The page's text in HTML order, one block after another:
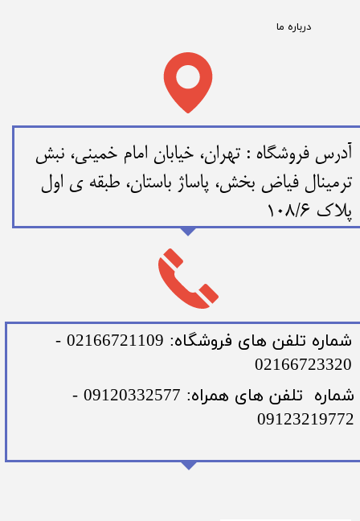
درباره ما
​​آدرس فروشگاه : تهران، خیابان امام خمینی، نبش
ترمینال فیاض بخش، پاساژ باستان، طبقه ی اول
پلاک 108/6
​شماره تلفن های فروشگاه: 02166721109 -
02166723320
​شماره تلفن های همراه: 09120332577 -
09123219772